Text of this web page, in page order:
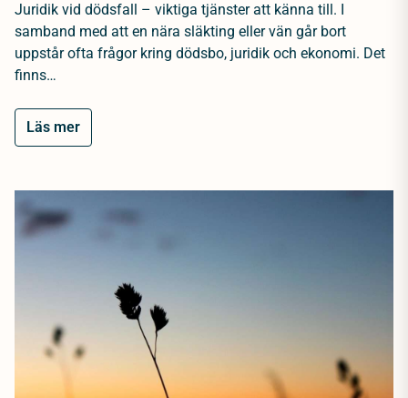
Juridik vid dödsfall – viktiga tjänster att känna till. I
samband med att en nära släkting eller vän går bort
uppstår ofta frågor kring dödsbo, juridik och ekonomi. Det
finns…
Läs mer